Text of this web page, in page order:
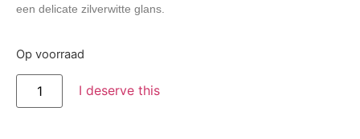
een delicate zilverwitte glans.
Op voorraad
I deserve this